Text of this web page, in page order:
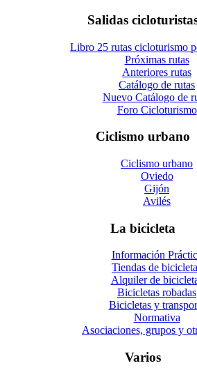
Salidas
Libro 25 rutas cicloturismo
Próximas rutas
Anteriores rutas
Catálogo de rutas
Nuevo Catálogo de
Foro Cicloturismo
Ciclismo urbano
Ciclismo urbano
Oviedo
Gijón
Avilés
La bicicleta
Información
Tiendas de
Alquiler de
Bicicletas robadas
Bicicletas y
Normativa
Asociaciones, grupos y
Varios